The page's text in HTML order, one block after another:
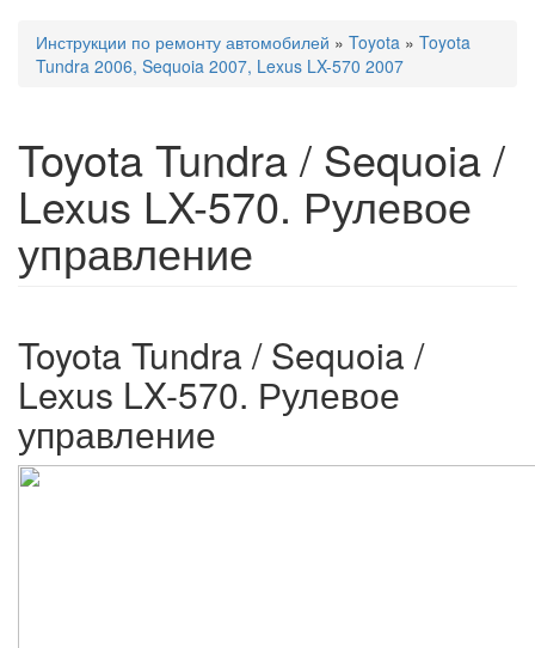
Вы здесь
Инструкции по ремонту автомобилей » Toyota » Toyota
Tundra 2006, Sequoia 2007, Lexus LX-570 2007
Toyota Tundra / Sequoia /
Lexus LX-570. Рулевое
управление
Toyota Tundra / Sequoia /
Lexus LX-570. Рулевое
управление